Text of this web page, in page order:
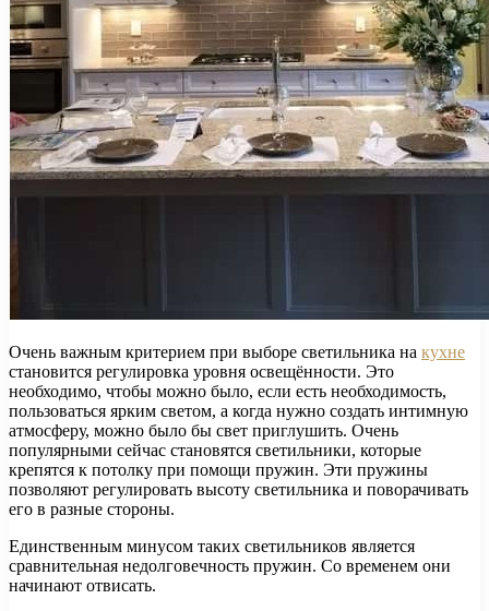
Очень важным критерием при выборе светильника на кухне
становится регулировка уровня освещённости. Это
необходимо, чтобы можно было, если есть необходимость,
пользоваться ярким светом, а когда нужно создать интимную
атмосферу, можно было бы свет приглушить. Очень
популярными сейчас становятся светильники, которые
крепятся к потолку при помощи пружин. Эти пружины
позволяют регулировать высоту светильника и поворачивать
его в разные стороны.
Единственным минусом таких светильников является
сравнительная недолговечность пружин. Со временем они
начинают отвисать.